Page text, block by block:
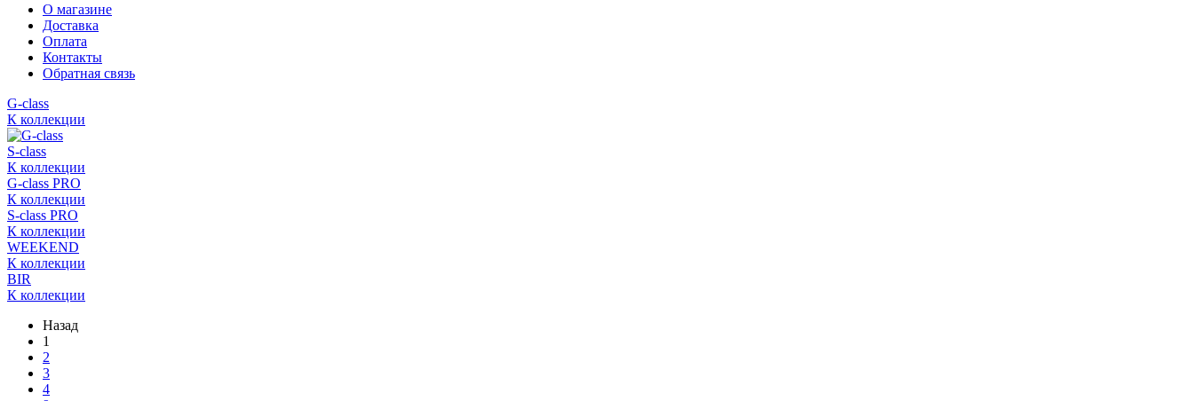
О магазине
Доставка
Оплата
Контакты
Обратная связь
G-class
К коллекции
S-class
К коллекции
G-class PRO
К коллекции
S-class PRO
К коллекции
WEEKEND
К коллекции
BIR
К коллекции
Назад
1
2
3
4